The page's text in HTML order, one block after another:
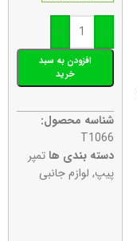
-
+
افزودن به سبد
خرید
شناسه محصول:
T1066
دسته بندی ها تمپر
پیپ, لوازم جانبی